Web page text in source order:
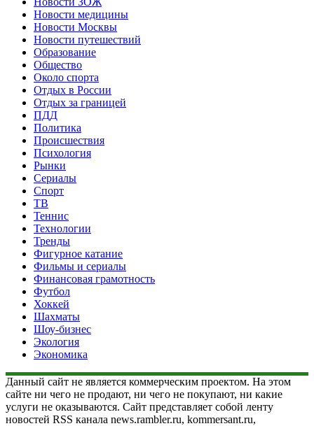
Новости медицины
Новости Москвы
Новости путешествий
Образование
Общество
Около спорта
Отдых в России
Отдых за границей
ПДД
Политика
Происшествия
Психология
Рынки
Сериалы
Спорт
ТВ
Теннис
Технологии
Тренды
Фигурное катание
Фильмы и сериалы
Финансовая грамотность
Футбол
Хоккей
Шахматы
Шоу-бизнес
Экология
Экономика
Данный сайт не является коммерческим проектом. На этом
сайте ни чего не продают, ни чего не покупают, ни какие
услуги не оказываются. Сайт представляет собой ленту
новостей RSS канала news.rambler.ru, kommersant.ru,